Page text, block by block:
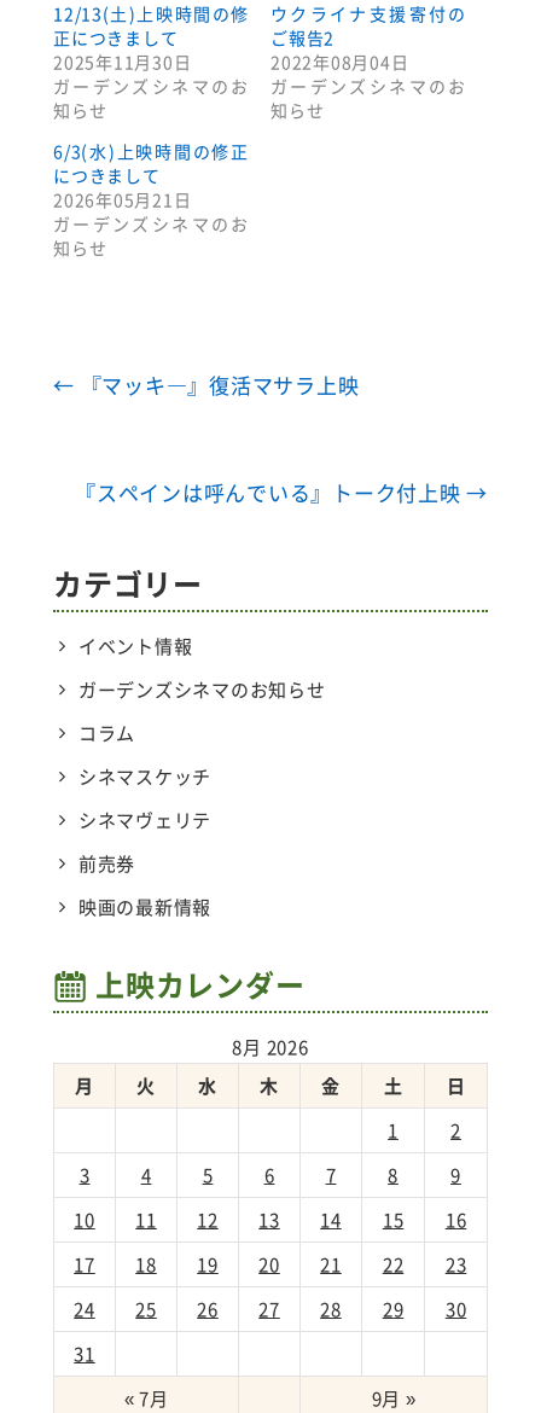
12/13(土)上映時間の修
正につきまして
2025年11月30日
ガーデンズシネマのお
知らせ
ウクライナ支援寄付の
ご報告2
2022年08月04日
ガーデンズシネマのお
知らせ
6/3(水)上映時間の修正
につきまして
2026年05月21日
ガーデンズシネマのお
知らせ
← 『マッキ―』復活マサラ上映
『スペインは呼んでいる』トーク付上映→
カテゴリー
イベント情報
ガーデンズシネマのお知らせ
コラム
シネマスケッチ
シネマヴェリテ
前売券
映画の最新情報
上映カレンダー
8月 2026
月
火 水 木 金 土
日
1
2
3
4 5 6 7 8
9
10
11 12 13 14 15
16
17
18 19 20 21 22
23
24
25 26 27 28 29
30
31
« 7月
9月 »